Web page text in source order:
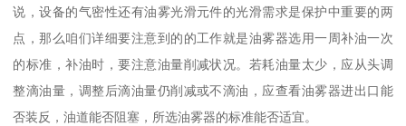
说，设备的气密性还有油雾光滑元件的光滑需求是保护中重要的两
点，那么咱们详细要注意到的的工作就是油雾器选用一周补油一次
的标准，补油时，要注意油量削减状况。若耗油量太少，应从头调
整滴油量，调整后滴油量仍削减或不滴油，应查看油雾器进出口能
否装反，油道能否阻塞，所选油雾器的标准能否适宜。